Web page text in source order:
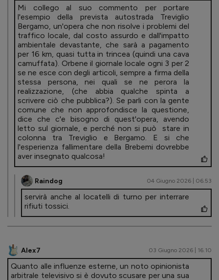
Mi collego al suo commento per portare
l'esempio della prevista autostrada Treviglio
Bergamo, un'opera che non risolve i problemi del
traffico locale, dal costo assurdo e dall'impatto
ambientale devastante, che sarà a pagamento
per 16 km, quasi tutta in trincea (quindi una cava
camuffata). Orbene il giornale locale ogni 3 per 2
se ne esce con degli articoli, sempre a firma della
stessa persona, nei quali se ne perora la
realizzazione, (che abbia qualche spinta a
scrivere ciò che pubblica?). Se parli con la gente
comune che non approfondisce la questione,
dice che c'e bisogno di quest'opera, avendo
letto sul giornale, e perché non si può stare in
colonna tra Treviglio e Bergamo. E si che
l'esperienza fallimentare della Brebemi dovrebbe
aver insegnato qualcosa!
Raindog 04 Giugno 2026 | 06.53
servirà anche al locatelli di turno per interrare
rifiuti tossici.
Alex7 03 Giugno 2026 | 16.10
Quanto alle influenze esterne, un noto opinionista
arbitrale televisivo si è dovuto scusare per una sua